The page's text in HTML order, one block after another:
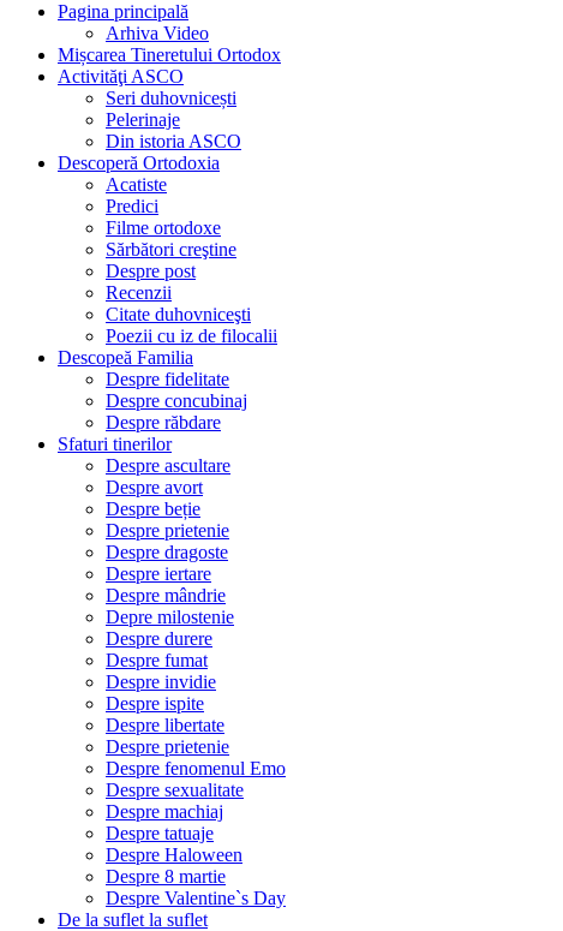
Pagina principală
Arhiva Video
Mișcarea Tineretului Ortodox
Activităţi ASCO
Seri duhovnicești
Pelerinaje
Din istoria ASCO
Descoperă Ortodoxia
Acatiste
Predici
Filme ortodoxe
Sărbători creştine
Despre post
Recenzii
Citate duhovniceşti
Poezii cu iz de filocalii
Descopeă Familia
Despre fidelitate
Despre concubinaj
Despre răbdare
Sfaturi tinerilor
Despre ascultare
Despre avort
Despre beție
Despre prietenie
Despre dragoste
Despre iertare
Despre mândrie
Depre milostenie
Despre durere
Despre fumat
Despre invidie
Despre ispite
Despre libertate
Despre prietenie
Despre fenomenul Emo
Despre sexualitate
Despre machiaj
Despre tatuaje
Despre Haloween
Despre 8 martie
Despre Valentine`s Day
De la suflet la suflet